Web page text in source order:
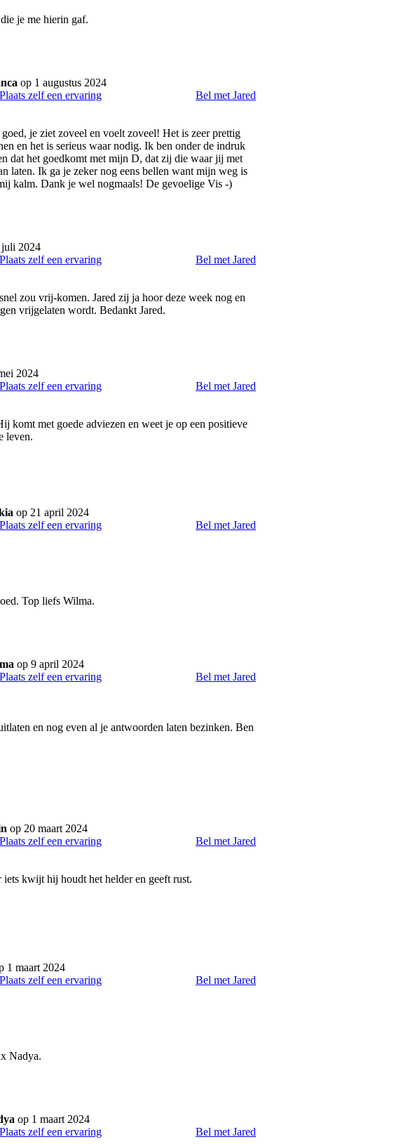
je me hierin gaf.
op 1 augustus 2024
Plaats zelf een ervaring
Bel met Jared
je ziet zoveel en voelt zoveel! Het is zeer prettig
en het is serieus waar nodig. Ik ben onder de indruk
dat het goedkomt met mijn D, dat zij die waar jij met
laten. Ik ga je zeker nog eens bellen want mijn weg is
kalm. Dank je wel nogmaals! De gevoelige Vis -)
2024
Plaats zelf een ervaring
Bel met Jared
zou vrij-komen. Jared zij ja hoor deze week nog en
vrijgelaten wordt. Bedankt Jared.
2024
Plaats zelf een ervaring
Bel met Jared
komt met goede adviezen en weet je op een positieve
leven.
op 21 april 2024
Plaats zelf een ervaring
Bel met Jared
Top liefs Wilma.
op 9 april 2024
Plaats zelf een ervaring
Bel met Jared
en nog even al je antwoorden laten bezinken. Ben
op 20 maart 2024
Plaats zelf een ervaring
Bel met Jared
kwijt hij houdt het helder en geeft rust.
1 maart 2024
Plaats zelf een ervaring
Bel met Jared
Nadya.
op 1 maart 2024
Plaats zelf een ervaring
Bel met Jared